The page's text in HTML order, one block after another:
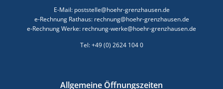
E-Mail: poststelle@hoehr-grenzhausen.de
e-Rechnung Rathaus: rechnung@hoehr-grenzhausen.de
e-Rechnung Werke: rechnung-werke@hoehr-grenzhausen.de
Tel: +49 (0) 2624 104 0
Allgemeine Öffnungszeiten